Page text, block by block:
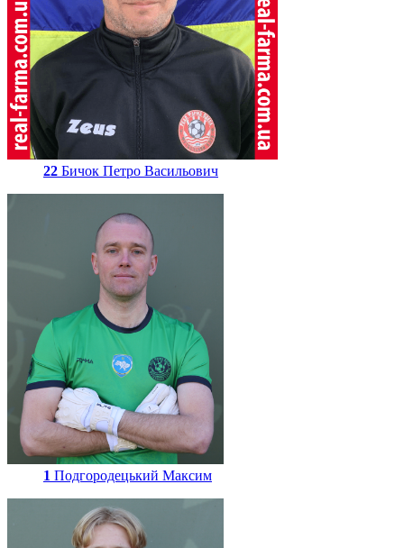
22 Бичок Петро Васильович
1 Подгородецький Максим